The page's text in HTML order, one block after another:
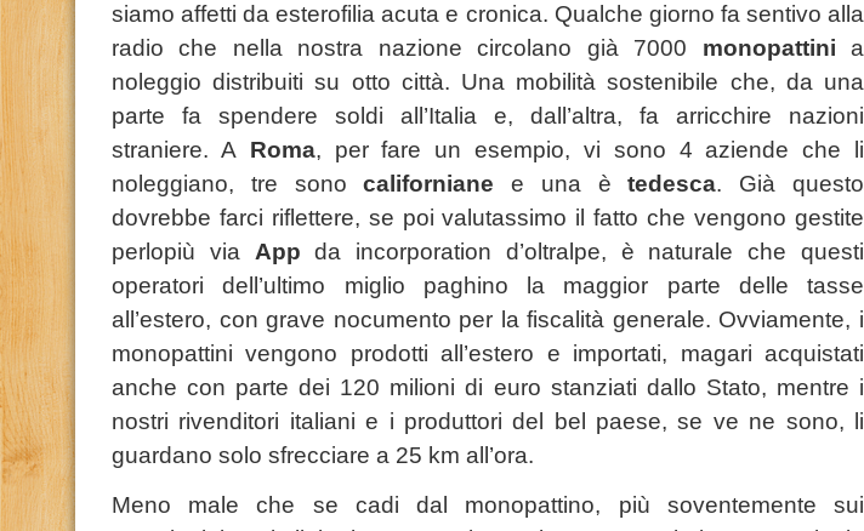
siamo affetti daesterofilia acuta e cronica. Qualche giorno fa sentivo alla
radio che nella nostra nazione circolano già 7000 monopattini
a
noleggio distribuiti su otto città. Una mobilità sostenibile che, da una
parte fa spendere soldi all’Italia e, dall’altra, fa arricchire nazioni
straniere. A Roma, per fare un esempio, vi sono 4 aziende che li
noleggiano, tre sonocaliforniane e una ètedesca. Già questo
dovrebbe farci riflettere, se poi valutassimo il fatto che vengono gestite
perlopiù via App da incorporation d’oltralpe, è naturale che questi
operatori dell’ultimo miglio paghino la maggior parte delle tasse
all’estero, con grave nocumento per la fiscalità generale. Ovviamente, i
monopattini vengono prodotti all’estero e importati, magari acquistati
anche con parte dei 120 milioni di euro stanziati dallo Stato, mentre i
nostri rivenditori italiani e i produttori del bel paese, se ve ne sono, li
guardano solo sfrecciare a 25 km all’ora.
Meno male che se cadi dal monopattino, più soventemente sui